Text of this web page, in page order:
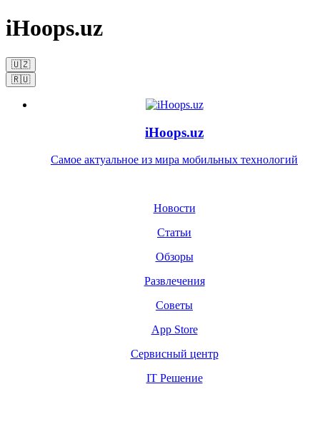
iHoops.uz
🇺🇿
🇷🇺
iHoops.uz
Самое актуальное из мира мобильных технологий
Новости
Статьи
Обзоры
Развлечения
Советы
App Store
Сервисный центр
IT Решение